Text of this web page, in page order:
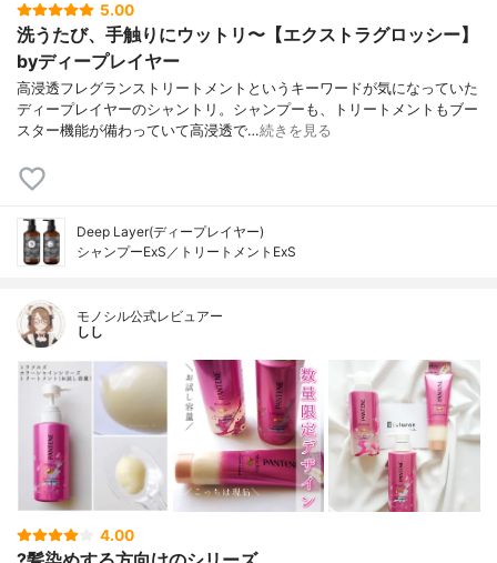
5.00
洗うたび、手触りにウットリ〜【エクストラグロッシー】
byディープレイヤー
高浸透フレグランストリートメントというキーワードが気になっていた
ディープレイヤーのシャントリ。シャンプーも、トリートメントもブー
スター機能が備わっていて高浸透で…続きを見る
Deep Layer(ディープレイヤー)
シャンプーExS／トリートメントExS
モノシル公式レビュアー
しし
4.00